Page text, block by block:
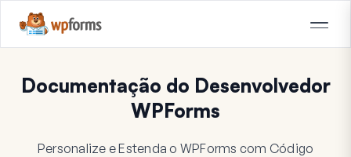
Documentação do Desenvolvedor
WPForms
Personalize e Estenda o WPForms com Código